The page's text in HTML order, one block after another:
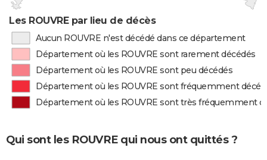
Les ROUVRE par lieu de décès
Aucun ROUVRE n'est décédé dans ce département
Département où les ROUVRE sont rarement décédés
Département où les ROUVRE sont peu décédés
Département où les ROUVRE sont fréquemment
Département où les ROUVRE sont très fréquemment
Qui sont les ROUVRE qui nous ont quittés ?